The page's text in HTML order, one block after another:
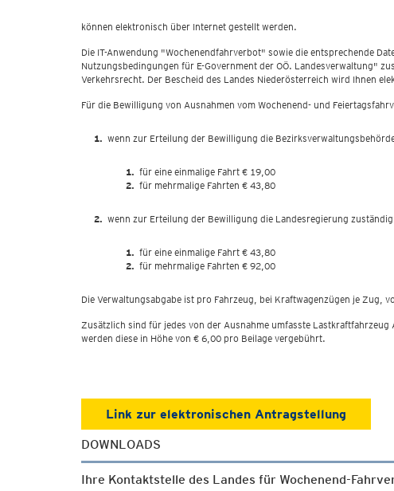
können elektronisch über Internet gestellt werden.
Die IT-Anwendung "Wochenendfahrverbot" sowie die entsprechende
Nutzungsbedingungen für E-Government der OÖ. Landesverwaltung"
Verkehrsrecht. Der Bescheid des Landes Niederösterreich wird Ihnen
Für die Bewilligung von Ausnahmen vom Wochenend- und
wenn zur Erteilung der Bewilligung die
für eine einmalige Fahrt € 19,00
für mehrmalige Fahrten € 43,80
wenn zur Erteilung der Bewilligung die Landesregierung
für eine einmalige Fahrt € 43,80
für mehrmalige Fahrten € 92,00
Die Verwaltungsabgabe ist pro Fahrzeug, bei Kraftwagenzügen je Zug,
Zusätzlich sind für jedes von der Ausnahme umfasste
werden diese in Höhe von € 6,00 pro Beilage vergebührt.
Link zur elektronischen Antragstellung
DOWNLOADS
Ihre Kontaktstelle des Landes für Wochenend-